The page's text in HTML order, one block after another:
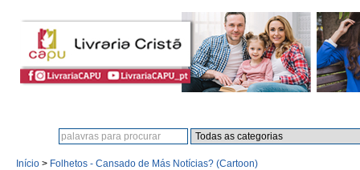
Início > Folhetos - Cansado de Más Notícias? (Cartoon)